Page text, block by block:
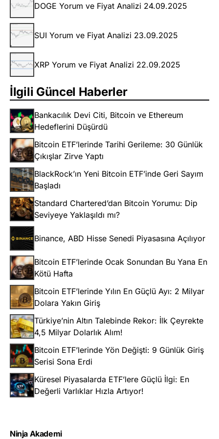
DOGE Yorum ve Fiyat Analizi 24.09.2025
SUI Yorum ve Fiyat Analizi 23.09.2025
XRP Yorum ve Fiyat Analizi 22.09.2025
İlgili Güncel Haberler
Bankacılık Devi Citi, Bitcoin ve Ethereum
Hedeflerini Düşürdü
Bitcoin ETF’lerinde Tarihi Gerileme: 30 Günlük
Çıkışlar Zirve Yaptı
BlackRock’ın Yeni Bitcoin ETF’inde Geri Sayım
Başladı
Standard Chartered’dan Bitcoin Yorumu: Dip
Seviyeye Yaklaşıldı mı?
Binance, ABD Hisse Senedi Piyasasına Açılıyor
Bitcoin ETF’lerinde Ocak Sonundan Bu Yana En
Kötü Hafta
Bitcoin ETF’lerinde Yılın En Güçlü Ayı: 2 Milyar
Dolara Yakın Giriş
Türkiye’nin Altın Talebinde Rekor: İlk Çeyrekte
4,5 Milyar Dolarlık Alım!
Bitcoin ETF’lerinde Yön Değişti: 9 Günlük Giriş
Serisi Sona Erdi
Küresel Piyasalarda ETF’lere Güçlü İlgi: En
Değerli Varlıklar Hızla Artıyor!
Ninja Akademi